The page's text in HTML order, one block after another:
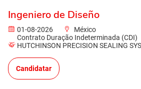
Ingeniero de Diseño
01-08-2026
México
Contrato Duração Indeterminada (CDI)
HUTCHINSON PRECISION SEALING
Candidatar